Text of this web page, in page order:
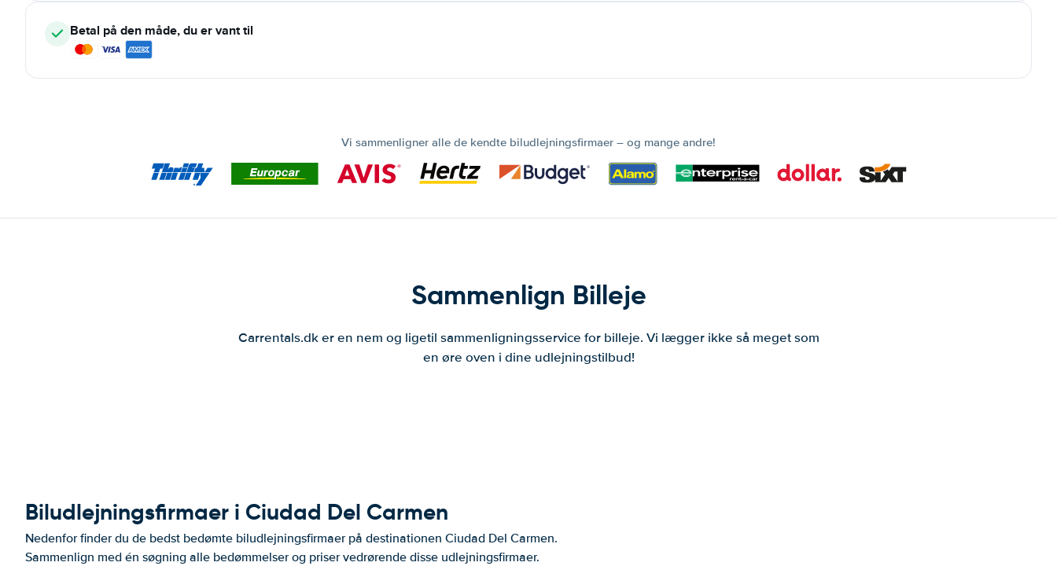
Betal på den måde, du er vant til
Vi sammenligner alle de kendte biludlejningsfirmaer – og mange andre!
Sammenlign Billeje
Carrentals.dk er en nem og ligetil sammenligningsservice for billeje. Vi lægger ikke så meget som
en øre oven i dine udlejningstilbud!
Biludlejningsfirmaer i Ciudad Del Carmen
Nedenfor finder du de bedst bedømte biludlejningsfirmaer på destinationen Ciudad Del Carmen.
Sammenlign med én søgning alle bedømmelser og priser vedrørende disse udlejningsfirmaer.